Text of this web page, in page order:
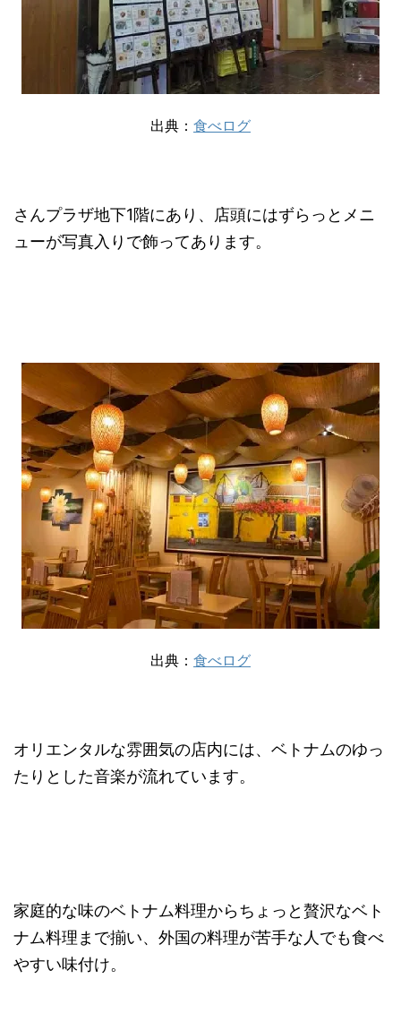
出典： 食べログ
さんプラザ地下1階にあり、店頭にはずらっとメニ
ューが写真入りで飾ってあります。
出典： 食べログ
オリエンタルな雰囲気の店内には、ベトナムのゆっ
たりとした音楽が流れています。
家庭的な味のベトナム料理からちょっと贅沢なベト
ナム料理まで揃い、外国の料理が苦手な人でも食べ
やすい味付け。